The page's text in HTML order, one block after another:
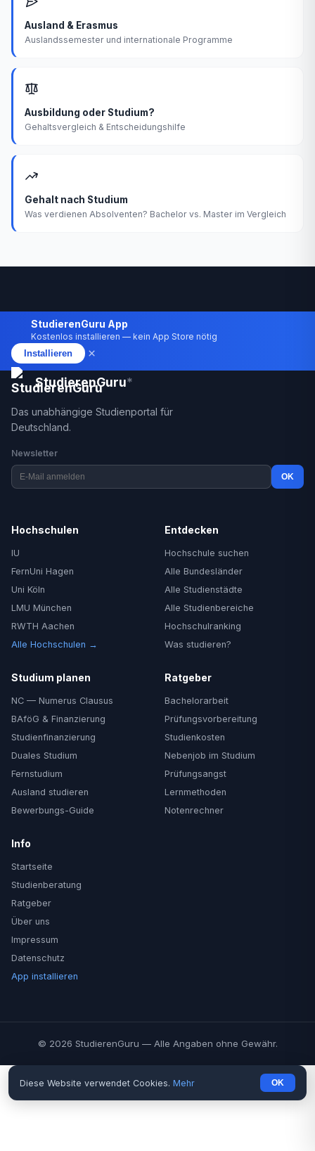
Ausland & Erasmus
Auslandssemester und internationale Programme
Ausbildung oder Studium?
Gehaltsvergleich & Entscheidungshilfe
Gehalt nach Studium
Was verdienen Absolventen? Bachelor vs. Master im Vergleich
StudierenGuru App
Kostenlos installieren — kein App Store nötig
Installieren
×
StudierenGuru*
Das unabhängige Studienportal für
Deutschland.
Newsletter
OK
Hochschulen
IU
FernUni Hagen
Uni Köln
LMU München
RWTH Aachen
Alle Hochschulen →
Entdecken
Hochschule suchen
Alle Bundesländer
Alle Studienstädte
Alle Studienbereiche
Hochschulranking
Was studieren?
Studium planen
NC — Numerus Clausus
BAföG & Finanzierung
Studienfinanzierung
Duales Studium
Fernstudium
Ausland studieren
Bewerbungs-Guide
Ratgeber
Bachelorarbeit
Prüfungsvorbereitung
Studienkosten
Nebenjob im Studium
Prüfungsangst
Lernmethoden
Notenrechner
Info
Startseite
Studienberatung
Ratgeber
Über uns
Impressum
Datenschutz
App installieren
© 2026 StudierenGuru — Alle Angaben ohne Gewähr.
Diese Website verwendet Cookies. Mehr OK